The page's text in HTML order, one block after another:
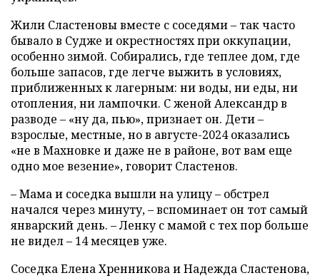
Жили Сластеновы вместе с соседями – так часто
бывало в Судже и окрестностях при оккупации,
особенно зимой. Собирались, где теплее дом, где
больше запасов, где легче выжить в условиях,
приближенных к лагерным: ни воды, ни еды, ни
отопления, ни лампочки. С женой Александр в
разводе – «ну да, пью», признает он. Дети –
взрослые, местные, но в августе-2024 оказались
«не в Махновке и даже не в районе, вот вам еще
одно мое везение», говорит Сластенов.
– Мама и соседка вышли на улицу – обстрел
начался через минуту, – вспоминает он тот самый
январский день. – Ленку с мамой с тех пор больше
не видел – 14 месяцев уже.
Соседка Елена Хренникова и Надежда Сластенова,